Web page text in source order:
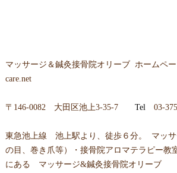
マッサージ＆鍼灸接骨院オリーブ ホームペ
care.net
〒 146-0082 大田区池上3-35-7Tel 03-
東急池上線 池上駅より、徒歩６分。 マッサ
の目、巻き爪等）・接骨院アロマテラピー教
にある マッサージ&鍼灸接骨院オリーブ